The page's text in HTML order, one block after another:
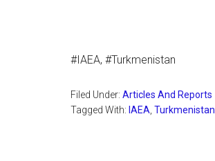
#IAEA, #Turkmenistan
Filed Under: Articles And Reports
Tagged With: IAEA Turkmenistan